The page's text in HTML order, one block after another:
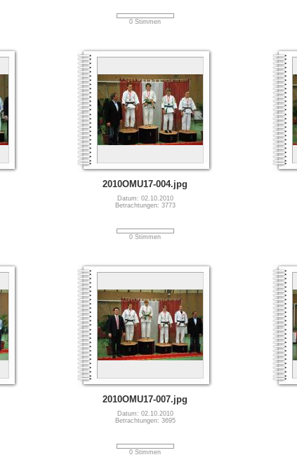
0 Stimmen
2010OMU17-004.jpg
Datum: 02.10.2010
Betrachtungen: 3773
0 Stimmen
2010OMU17-007.jpg
Datum: 02.10.2010
Betrachtungen: 3695
0 Stimmen